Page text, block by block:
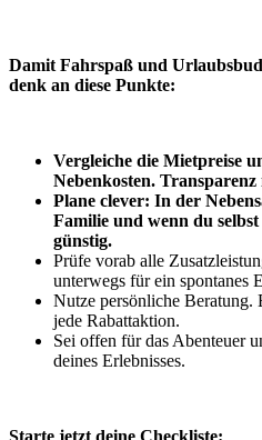
Damit Fahrspaß und
denk an diese Punkte:
Vergleiche die Mietpreise
Nebenkosten.
Plane clever: In der
Familie und wenn du
günstig.
Prüfe vorab alle
unterwegs für ein spontanes
Nutze persönliche Beratung.
jede Rabattaktion.
Sei offen für das Abenteuer
deines Erlebnisses.
Starte jetzt deine Checkliste: